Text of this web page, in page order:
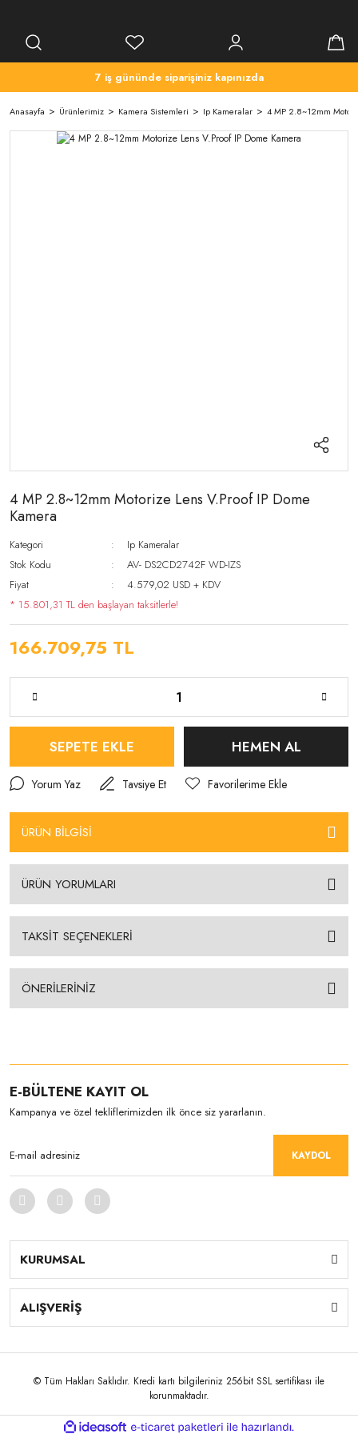
7 iş gününde siparişiniz kapınızda
Anasayfa Ürünlerimiz Kamera Sistemleri Ip Kameralar 4 MP 2.8~12mm
4 MP 2.8~12mm Motorize Lens V.Proof IP Dome
Kamera
Kategori
Ip Kameralar
Stok Kodu
AV- DS2CD2742F WD-IZS
Fiyat
4.579,02 USD + KDV
* 15.801,31 TL den başlayan taksitlerle!
166.709,75 TL
SEPETE EKLE HEMEN AL
Yorum Yaz Tavsiye Et
ÜRÜN BİLGİSİ
ÜRÜN YORUMLARI
TAKSİT SEÇENEKLERİ
ÖNERİLERİNİZ
E-BÜLTENE KAYIT OL
Kampanya ve özel tekliflerimizden ilk önce siz yararlanın.
KAYDOL
KURUMSAL
ALIŞVERİŞ
© Tüm Hakları Saklıdır. Kredi kartı bilgileriniz 256bit SSL sertifikası ile
korunmaktadır.
ideasoft e-